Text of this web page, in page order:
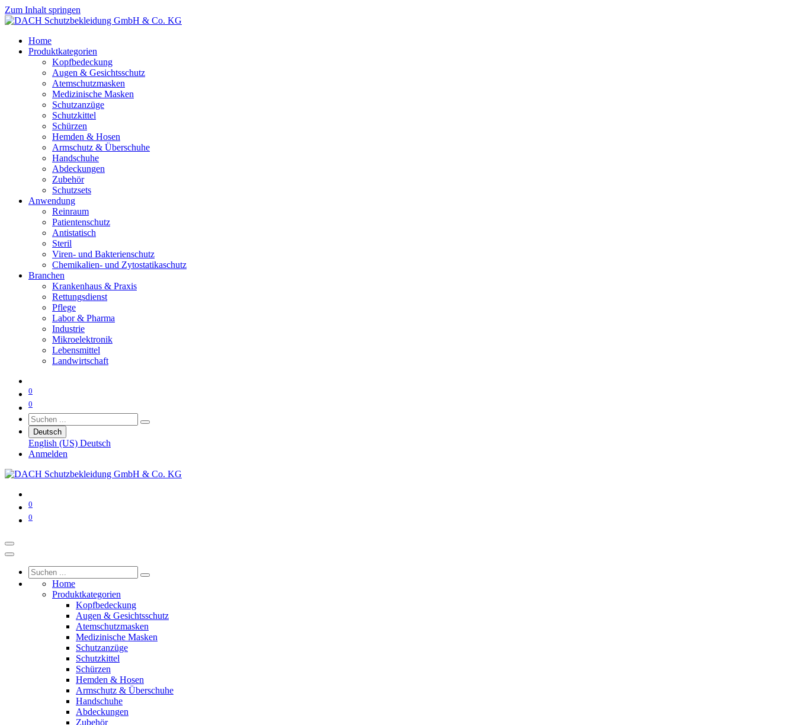
Zum Inhalt springen
Home
Produktkategorien
Kopfbedeckung
Augen & Gesichtsschutz
Atemschutzmasken
Medizinische Masken
Schutzanzüge
Schutzkittel
Schürzen
Hemden & Hosen
Armschutz & Überschuhe
Handschuhe
Abdeckungen
Zubehör
Schutzsets
Anwendung
Reinraum
Patientenschutz
Antistatisch
Steril
Viren- und Bakterienschutz
Chemikalien- und Zytostatikaschutz
Branchen
Krankenhaus & Praxis
Rettungsdienst
Pflege
Labor & Pharma
Industrie
Mikroelektronik
Lebensmittel
Landwirtschaft
0
0
Deutsch
English (US) Deutsch
Anmelden
0
0
Home
Produktkategorien
Kopfbedeckung
Augen & Gesichtsschutz
Atemschutzmasken
Medizinische Masken
Schutzanzüge
Schutzkittel
Schürzen
Hemden & Hosen
Armschutz & Überschuhe
Handschuhe
Abdeckungen
Zubehör